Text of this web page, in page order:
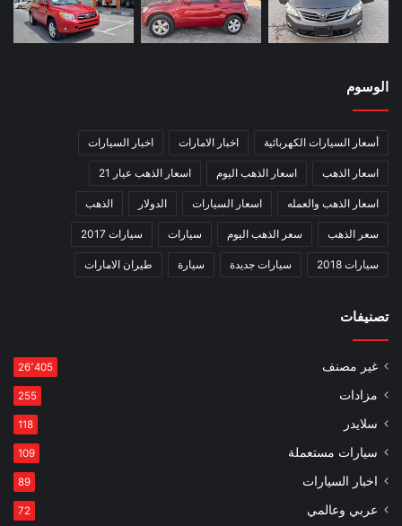
الوسوم
أسعار السيارات الكهربائية اخبار الامارات اخبار السيارات
اسعار الذهب اسعار الذهب اليوم اسعار الذهب عيار 21
اسعار الذهب والعمله اسعار السيارات الدولار الذهب
سعر الذهب سعر الذهب اليوم سيارات سيارات 2017
سيارات 2018 سيارات جديدة سيارة طيران الامارات
تصنيفات
غير مصنف 26٬405
مزادات 255
سلايدر 118
سيارات مستعملة 109
اخبار السيارات 89
عربي وعالمي 72